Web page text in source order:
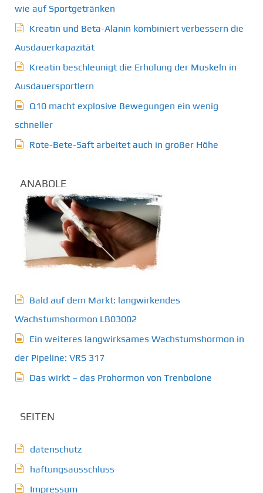
wie auf Sportgetränken
Kreatin und Beta-Alanin kombiniert verbessern die
Ausdauerkapazität
Kreatin beschleunigt die Erholung der Muskeln in
Ausdauersportlern
Q10 macht explosive Bewegungen ein wenig
schneller
Rote-Bete-Saft arbeitet auch in großer Höhe
ANABOLE
Bald auf dem Markt: langwirkendes
Wachstumshormon LB03002
Ein weiteres langwirksames Wachstumshormon in
der Pipeline: VRS 317
Das wirkt – das Prohormon von Trenbolone
SEITEN
datenschutz
haftungsausschluss
Impressum